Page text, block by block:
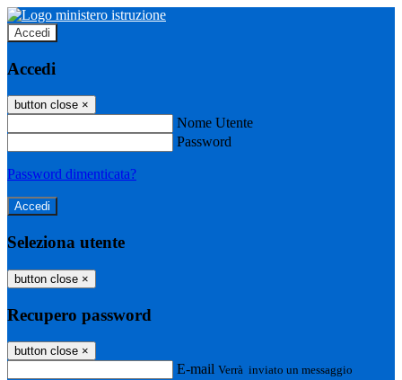
Accedi
Accedi
button close ×
Nome Utente
Password
Password dimenticata?
Seleziona utente
button close ×
Recupero password
button close ×
E-mail Verrà inviato un messaggio